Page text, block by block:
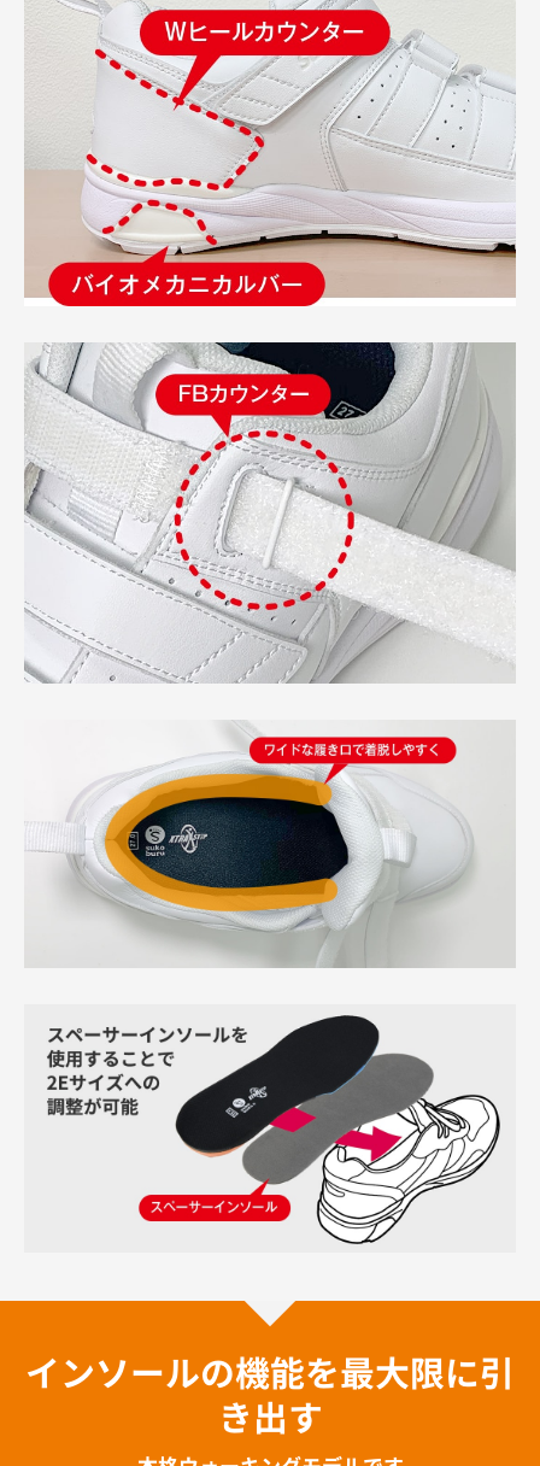
インソールの機能を最大限に引
き出す